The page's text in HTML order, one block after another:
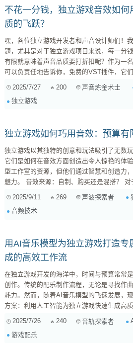
不花一分钱，独立游戏音效如何
质的飞跃？
嘿，各位独立游戏开发者和声音设计师们！
题，尤其是对于独立游戏项目来说，每一分
有限就意味着声音品质要打折扣呢？作为一
可以负责任地告诉你，免费的VST插件，它们
就来聊聊，怎么巧妙地利用这些免费利器，让
什么免费VST是独立游戏的“救星”？ 想象一下，你的游戏角色需要一个独特
2025/7/27 200 声音炼金术士
独立游戏
独立游戏如何巧用音效：预算有
独立游戏以其独特的创意和玩法吸引了无数
它们是如何在音效方面创造出令人惊艳的体
型工作室的资源，但他们通过智慧和创造力
魅力。 音效来源：自制、购买还是混搭？ 对于独立游戏而言，音效的获取
方式。市面上有许多高质量、价格合理的音
2025/9/11 269 声波探索者
音频技术
用AI音乐模型为独立游戏打造专
成的高效工作流
在独立游戏开发的海洋中，时间与预算常常
创作。传统的配乐制作流程，无论是寻找作
耗力。然而，随着AI音乐模型的飞速发展，
方案：利用人工智能为独立游戏快速生成高
既复古又带有史诗感的背景音乐。传统做法
2025/7/26 240 音轨探索者
游戏配乐